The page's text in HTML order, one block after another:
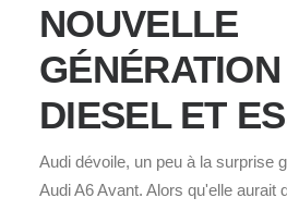
NOUVELLE
DIESEL ET
Audi dévoile, un peu à la surprise
Audi A6 Avant. Alors qu'elle aurait